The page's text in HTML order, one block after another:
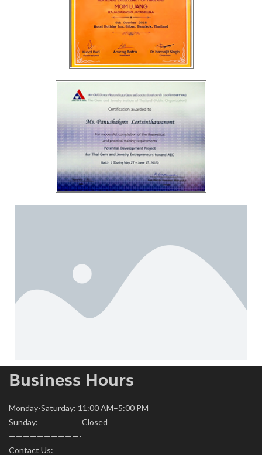
Business Hours
Monday-Saturday: 11:00 AM–5:00 PM
Sunday: Closed
——————————-
Contact Us: